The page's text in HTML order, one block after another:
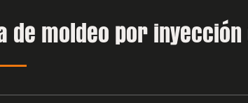
de moldeo por inyección